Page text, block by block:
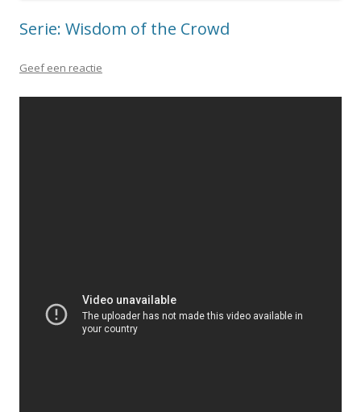
Serie: Wisdom of the Crowd
Geef een reactie